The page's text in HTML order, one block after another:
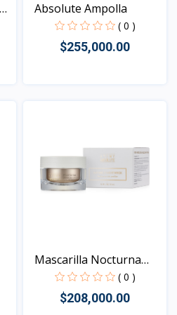
Absolute Ampolla
( 0 )
$255,000.00
Mascarilla Nocturna
Ant...
( 0 )
$208,000.00